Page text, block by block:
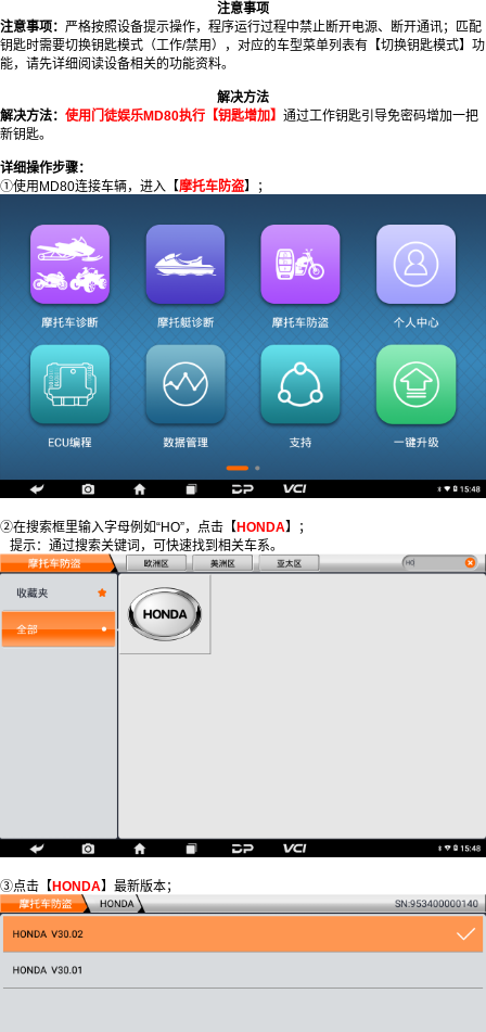
注意事项
注意事项： 严格按照设备提示操作，程序运行过程中禁止断开电源、断开通讯；匹配
钥匙时需要切换钥匙模式（工作/禁用），对应的车型菜单列表有【切换钥匙模式】功
能，请先详细阅读设备相关的功能资料。
解决方法
解决方法： 使用门徒娱乐MD80执行【钥匙增加】 通过工作钥匙引导免密码增加一把
新钥匙。
详细操作步骤：
①使用MD80连接车辆，进入【摩托车防盗】；
②在搜索框里输入字母例如“HO”，点击【HONDA】；
提示：通过搜索关键词，可快速找到相关车系。
③点击【HONDA】最新版本；